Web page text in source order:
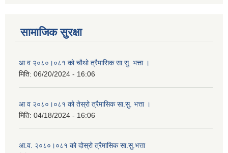
सामाजिक सुरक्षा
आ व २०८०।०८१ को चौथो त्रैमासिक सा.सु. भत्ता ।
मिति: 06/20/2024 - 16:06
आ व २०८०।०८१ को तेस्रो त्रैमासिक सा.सु. भत्ता ।
मिति: 04/18/2024 - 16:06
आ.व. २०८०।०८१ को दोस्रो त्रैमासिक सा.सु.भत्ता